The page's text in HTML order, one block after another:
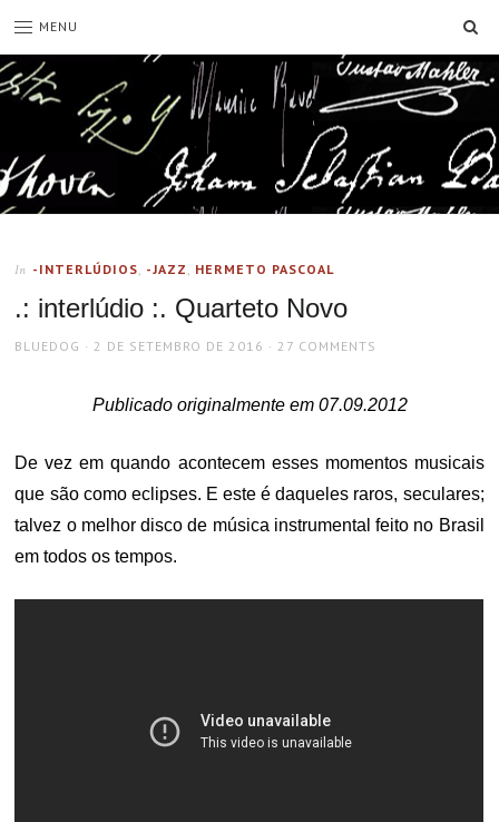
MENU
In -INTERLÚDIOS, -JAZZ , HERMETO PASCOAL
.: interlúdio :. Quarteto Novo
AUTHOR
BLUEDOG
POSTED
2 DE SETEMBRO DE 2016 27 COMMENTS
Publicado originalmente em 07.09.2012
De vez em quando acontecem esses momentos musicais
que são como eclipses. E este é daqueles raros, seculares;
talvez o melhor disco de música instrumental feito no Brasil
em todos os tempos.